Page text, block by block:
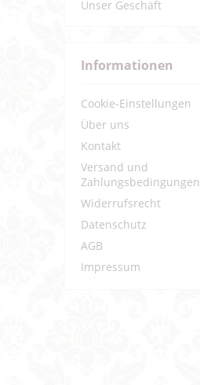
Unser Geschäft
Informationen
Cookie-Einstellungen
Über uns
Kontakt
Versand und
Zahlungsbedingungen
Widerrufsrecht
Datenschutz
AGB
Impressum